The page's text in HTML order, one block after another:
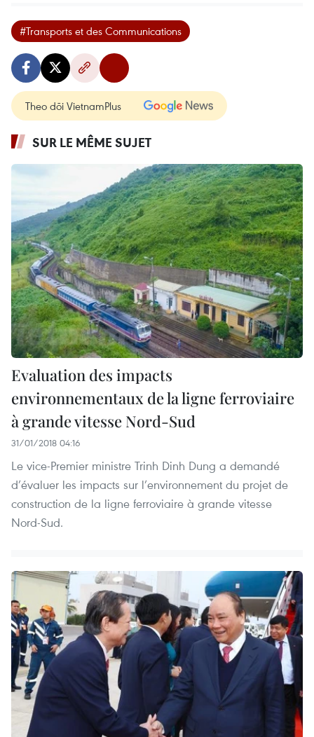
#Transports et des Communications
Theo dõi VietnamPlus
SUR LE MÊME SUJET
Evaluation des impacts
environnementaux de la ligne ferroviaire
à grande vitesse Nord-Sud
31/01/2018 04:16
Le vice-Premier ministre Trinh Dinh Dung a demandé
d’évaluer les impacts sur l’environnement du projet de
construction de la ligne ferroviaire à grande vitesse
Nord-Sud.